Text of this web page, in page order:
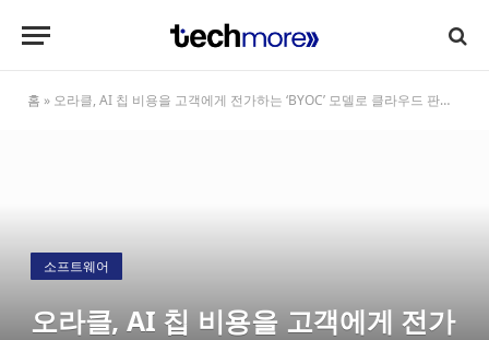
홈 » 오라클, AI 칩 비용을 고객에게 전가하는 ‘BYOC’ 모델로 클라우드 판도를 바꾸다
소프트웨어
오라클, AI 칩 비용을 고객에게 전가